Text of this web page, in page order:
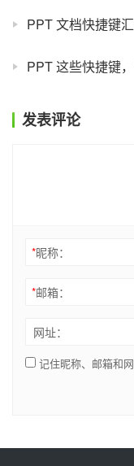
PPT 文档快捷键
PPT 这些快捷键
发表评论
*昵称：
*邮箱：
网址：
记住昵称、邮箱和